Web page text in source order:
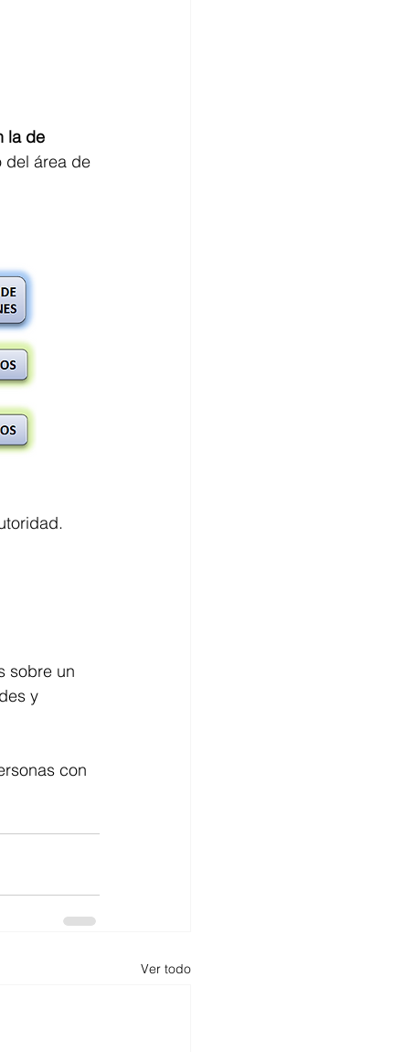
la de
del área de
sobre un
y
con
Ver todo